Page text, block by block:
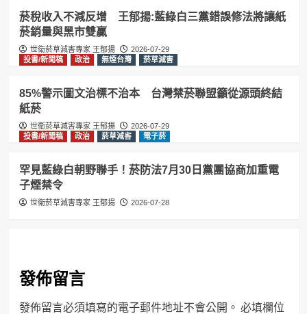
菸稅收入不減反增 王郁揚:藍綠白三黨錯誤修法將讓紙
菸銷量與黑市雙贏
世衛菸草減害專家 王郁揚
2026-07-29
投書/新聞稿
政治 無煙台灣 菸草減害
85%警示圖文治標不治本 台灣禁菸聯盟籲從源頭終結
紙菸
世衛菸草減害專家 王郁揚
2026-07-29
投書/新聞稿
政治 菸草減害 電子菸
罕見藍綠白朝野聯手！菸防法7月30日黨團協商加重電
子煙禁令
世衛菸草減害專家 王郁揚 2026-07-28
發佈留言
發佈留言必須填寫的電子郵件地址不會公開。 必填欄位